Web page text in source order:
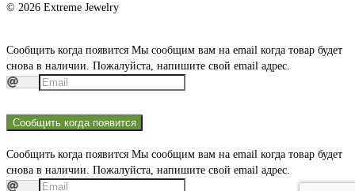
© 2026 Extreme Jewelry
Сообщить когда появится Мы сообщим вам на email когда товар будет
снова в наличии. Пожалуйста, напишите свой email адрес.
Сообщить когда появится
Сообщить когда появится Мы сообщим вам на email когда товар будет
снова в наличии. Пожалуйста, напишите свой email адрес.